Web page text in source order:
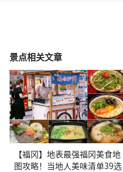
景点相关文章
【福冈】地表最强福冈美食地
图攻略！当地人美味清单39选